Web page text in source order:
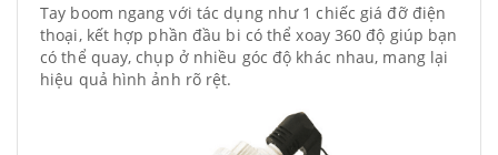
Tay boom ngang với tác dụng như 1 chiếc giá đỡ điện
thoại, kết hợp phần đầu bi có thể xoay 360 độ giúp bạn
có thể quay, chụp ở nhiều góc độ khác nhau, mang lại
hiệu quả hình ảnh rõ rệt.